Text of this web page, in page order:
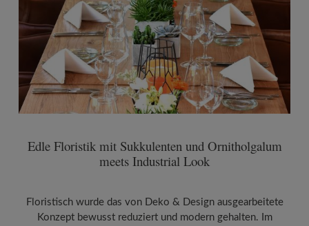
Edle Floristik mit Sukkulenten und Ornitholgalum
meets Industrial Look
Floristisch wurde das von Deko & Design ausgearbeitete
Konzept bewusst reduziert und modern gehalten. Im